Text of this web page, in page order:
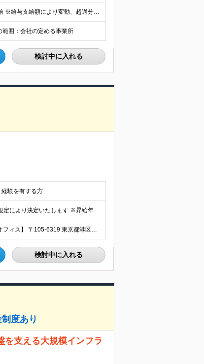
月給35万円～ 固定残業代：月80時間分／138,285円を含み支給 ※給与支給額により変動、超過分別途支給 ※固定残業時間＝実残業時間ではありません ※試用期間6ヶ月あり（期間中は有給休暇なしとなり
囲：会社の定める事業所
検討中に入れる
験を有する方
想定年収600万円～3000万円 ※経験・能力を考慮の上、当社規定により決定いたします ※昇給年1回、業績賞与年1回（4月） ※試用期間6ヶ月あり（待遇に差異はございません）
【本店（登記）】 東京都港区虎ノ門一丁目23番1号 【虎ノ門オフィス】 〒105-6319 東京都港区虎ノ門1-23-1 虎ノ門ヒルズ森タワー19階 【麻布台オフィス】 〒106-0041 東京都
検討中に入れる
度あり
を支える大規模インフラ